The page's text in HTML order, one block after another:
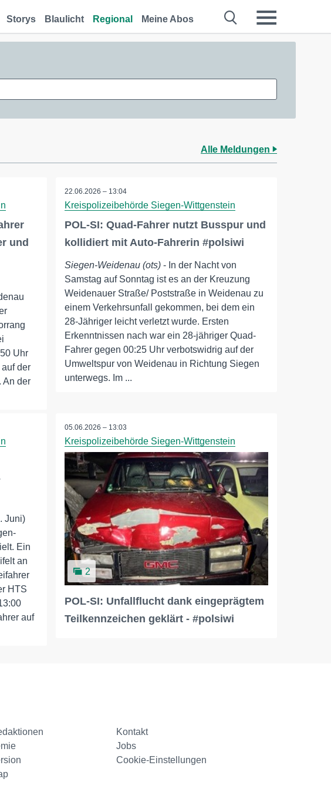
Storys Blaulicht Regional Meine Abos
Alle Meldungen
und
Uhr
der
An der
22.06.2026 – 13:04
Kreispolizeibehörde Siegen-Wittgenstein
POL-SI: Quad-Fahrer nutzt Busspur und
kollidiert mit Auto-Fahrerin #polsiwi
Siegen-Weidenau (ots) - In der Nacht von
Samstag auf Sonntag ist es an der Kreuzung
Weidenauer Straße/ Poststraße in Weidenau zu
einem Verkehrsunfall gekommen, bei dem ein
28-Jähriger leicht verletzt wurde. Ersten
Erkenntnissen nach war ein 28-jähriger Quad-
Fahrer gegen 00:25 Uhr verbotswidrig auf der
Umweltspur von Weidenau in Richtung Siegen
unterwegs. Im ...
Juni)
Ein
an
HTS
auf
05.06.2026 – 13:03
Kreispolizeibehörde Siegen-Wittgenstein
2
POL-SI: Unfallflucht dank eingeprägtem
Teilkennzeichen geklärt - #polsiwi
Kontakt
Jobs
Cookie-Einstellungen